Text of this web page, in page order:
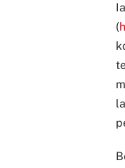
(